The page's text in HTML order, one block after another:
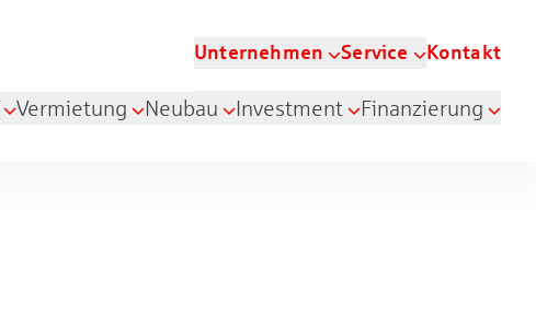
Unternehmen Service Kontakt
Vermietung Neubau Investment Finanzierung